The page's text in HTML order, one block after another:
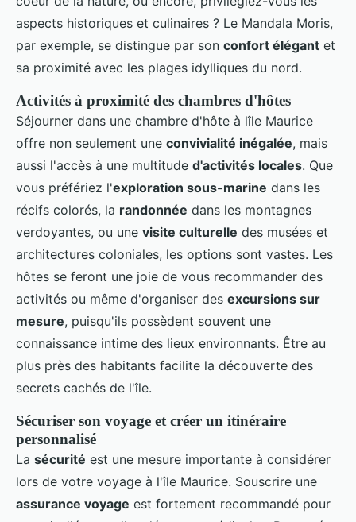
aspects historiques et culinaires ? Le Mandala Moris,
par exemple, se distingue par son confort élégant et
sa proximité avec les plages idylliques du nord.
Activités à proximité des chambres d'hôtes
Séjourner dans une chambre d'hôte à lîle Maurice
offre non seulement une convivialité inégalée, mais
aussi l'accès à une multitude d'activités locales. Que
vous préfériez l'exploration sous-marine dans les
récifs colorés, la randonnée dans les montagnes
verdoyantes, ou une visite culturelle des musées et
architectures coloniales, les options sont vastes. Les
hôtes se feront une joie de vous recommander des
activités ou même d'organiser des excursions sur
mesure, puisqu'ils possèdent souvent une
connaissance intime des lieux environnants. Être au
plus près des habitants facilite la découverte des
secrets cachés de l'île.
Sécuriser son voyage et créer un itinéraire
personnalisé
La sécurité est une mesure importante à considérer
lors de votre voyage à l'île Maurice. Souscrire une
assurance voyage est fortement recommandé pour